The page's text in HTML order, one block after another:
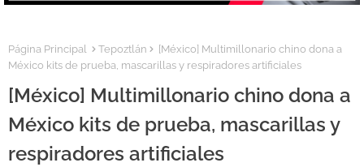
Página Principal Tepoztlán
[México] Multimillonario chino dona a
México kits de prueba, mascarillas y respiradores artificiales
[México] Multimillonario chino dona a
México kits de prueba, mascarillas y
respiradores artificiales